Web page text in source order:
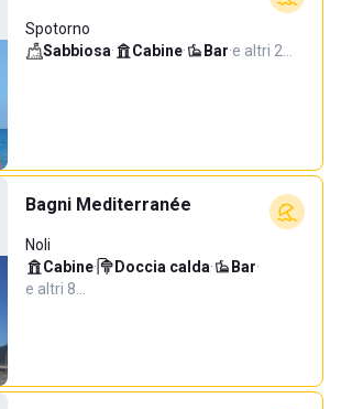
Spotorno
Sabbiosa· Cabine· Bar·e altri 2…
Bagni Mediterranée
Noli
Cabine· Doccia calda· Bar·
e altri 8…